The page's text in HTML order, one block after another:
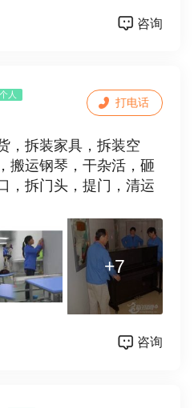
工等。
咨询
个人
，拆装家具，拆装空
搬运钢琴，干杂活，砸
，拆门头，提门，清运
+7
打电话
咨询